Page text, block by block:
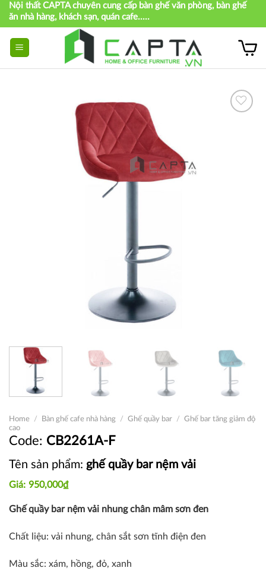
Skip
content
Nội thất CAPTA chuyên cung cấp bàn ghế văn phòng, bàn ghế
ăn nhà hàng, khách sạn, quán cafe.....
Home / Bàn ghế cafe nhà hàng / Ghế quầy bar / Ghế bar tăng giảm độ
cao
CB2261A-F
Tên sản phẩm: ghế quầy bar nệm vải
950,000₫
Ghế quầy bar nệm vải nhung chân mâm sơn đen
Chất liệu: vải nhung, chân sắt sơn tĩnh điện đen
Màu sắc: xám, hồng, đỏ, xanh